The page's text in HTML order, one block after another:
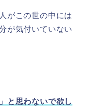
がこの世の中には
が気付いていない
と思わないで欲し